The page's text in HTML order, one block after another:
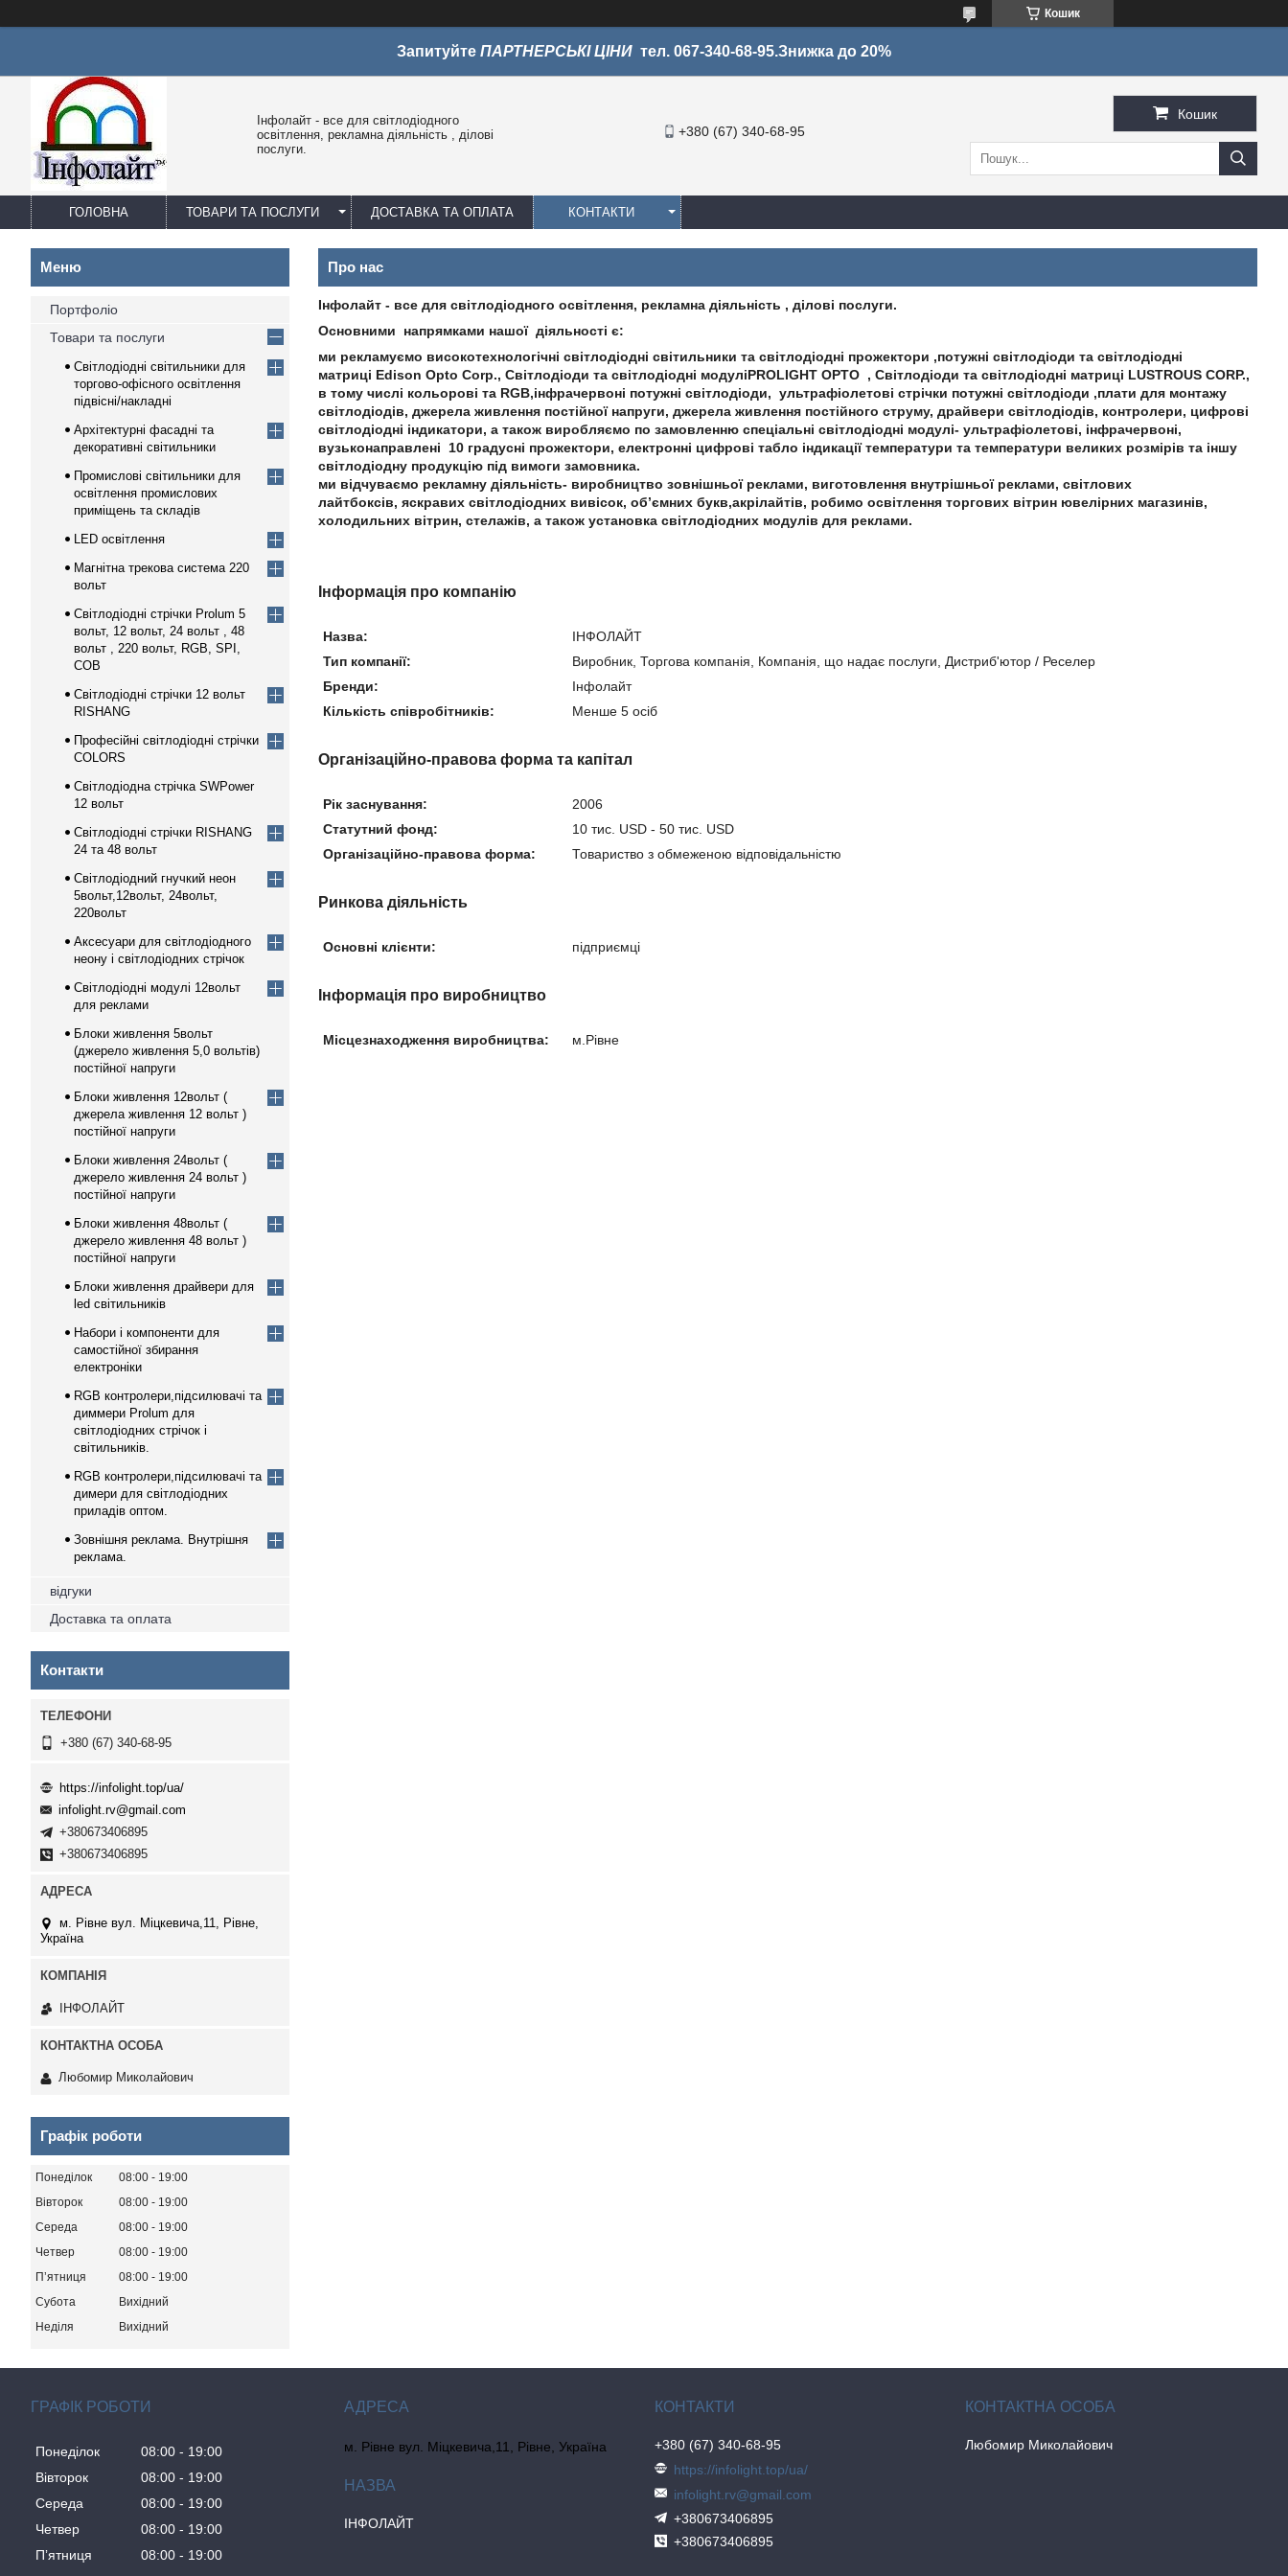
Кошик
Запитуйте ПАРТНЕРСЬКІ ЦІНИ тел. 067-340-68-95.Знижка до 20%
Інфолайт - все для світлодіодного
освітлення, рекламна діяльність , ділові
послуги.
+380 (67) 340-68-95
Кошик
ГОЛОВНА ТОВАРИ ТА ПОСЛУГИ ДОСТАВКА ТА ОПЛАТА КОНТАКТИ
Про нас
Інфолайт - все для світлодіодного освітлення, рекламна діяльність , ділові послуги.
Основними напрямками нашої діяльності є:
ми рекламуємо високотехнологічні світлодіодні світильники та світлодіодні прожектори ,потужні світлодіоди та світлодіодні
матриці Edison Opto Corp., Світлодіоди та світлодіодні модуліPROLIGHT OPTO , Світлодіоди та світлодіодні матриці LUSTROUS CORP.,
в тому числі кольорові та RGB,інфрачервоні потужні світлодіоди, ультрафіолетові стрічки потужні світлодіоди ,плати для монтажу
світлодіодів, джерела живлення постійної напруги, джерела живлення постійного струму, драйвери світлодіодів, контролери, цифрові
світлодіодні індикатори, а також виробляємо по замовленню спеціальні світлодіодні модулі- ультрафіолетові, інфрачервоні,
вузьконаправлені 10 градусні прожектори, електронні цифрові табло індикації температури та температури великих розмірів та іншу
світлодіодну продукцію під вимоги замовника.
ми відчуваємо рекламну діяльність- виробництво зовнішньої реклами, виготовлення внутрішньої реклами, світлових
лайтбоксів, яскравих світлодіодних вивісок, об’ємних букв,акрілайтів, робимо освітлення торгових вітрин ювелірних магазинів,
холодильних вітрин, стелажів, а також установка світлодіодних модулів для реклами.
Інформація про компанію
Назва:
ІНФОЛАЙТ
Тип компанії:
Виробник, Торгова компанія, Компанія, що надає послуги, Дистриб'ютор / Реселер
Бренди:
Iнфолайт
Кількість співробітників:
Менше 5 осіб
Організаційно-правова форма та капітал
Рік заснування:
2006
Статутний фонд:
10 тис. USD - 50 тис. USD
Організаційно-правова форма:
Товариство з обмеженою відповідальністю
Ринкова діяльність
Основні клієнти: підприємці
Інформація про виробництво
Місцезнаходження виробництва: м.Рівне
Портфоліо
Товари та послуги
Світлодіодні світильники для
торгово-офісного освітлення
підвісні/накладні
Архітектурні фасадні та
декоративні світильники
Промислові світильники для
освітлення промислових
приміщень та складів
LED освітлення
Магнітна трекова система 220
вольт
Світлодіодні стрічки Prolum 5
вольт, 12 вольт, 24 вольт , 48
вольт , 220 вольт, RGB, SPI,
COB
Світлодіодні стрічки 12 вольт
RISHANG
Професійні світлодіодні стрічки
COLORS
Світлодіодна стрічка SWPower
12 вольт
Світлодіодні стрічки RISHANG
24 та 48 вольт
Світлодіодний гнучкий неон
5вольт,12вольт, 24вольт,
220вольт
Аксесуари для світлодіодного
неону і світлодіодних стрічок
Світлодіодні модулі 12вольт
для реклами
Блоки живлення 5вольт
(джерело живлення 5,0 вольтів)
постійної напруги
Блоки живлення 12вольт (
джерела живлення 12 вольт )
постійної напруги
Блоки живлення 24вольт (
джерело живлення 24 вольт )
постійної напруги
Блоки живлення 48вольт (
джерело живлення 48 вольт )
постійної напруги
Блоки живлення драйвери для
led світильників
Набори і компоненти для
самостійної збирання
електроніки
RGB контролери,підсилювачі та
диммери Prolum для
світлодіодних стрічок і
світильників.
RGB контролери,підсилювачі та
димери для світлодіодних
приладів оптом.
Зовнішня реклама. Внутрішня
реклама.
відгуки
Доставка та оплата
Контакти
+380 (67) 340-68-95
https://infolight.top/ua/
infolight.rv@gmail.com
+380673406895
+380673406895
м. Рівне вул. Міцкевича,11, Рівне,
Україна
ІНФОЛАЙТ
Любомир Миколайович
Графік роботи
Понеділок 08:00
19:00
Вівторок
08:00
19:00
Середа
08:00
19:00
Четвер
08:00
19:00
Пʼятниця
08:00
19:00
Субота
Вихідний
Неділя
Вихідний
ГРАФІК РОБОТИ
Понеділок 08:00
19:00
Вівторок
08:00
19:00
Середа
08:00
19:00
Четвер
08:00
19:00
Пʼятниця
08:00
19:00
м. Рівне вул. Міцкевича,11, Рівне, Україна
ІНФОЛАЙТ
+380 (67) 340-68-95
https://infolight.top/ua/
infolight.rv@gmail.com
+380673406895
+380673406895
Любомир Миколайович